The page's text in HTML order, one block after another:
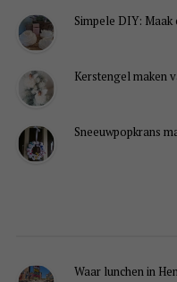
Simpele DIY:
Kerstengel maken
Sneeuwpopkrans
Waar lunchen in